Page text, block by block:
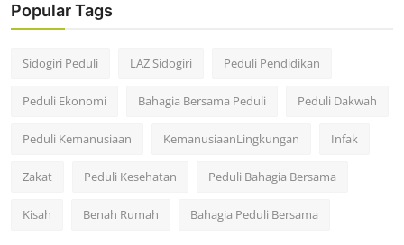
Popular Tags
Sidogiri Peduli LAZ Sidogiri Peduli Pendidikan
Peduli Ekonomi Bahagia Bersama Peduli Peduli Dakwah
Peduli Kemanusiaan KemanusiaanLingkungan Infak
Zakat Peduli Kesehatan Peduli Bahagia Bersama
Kisah Benah Rumah Bahagia Peduli Bersama